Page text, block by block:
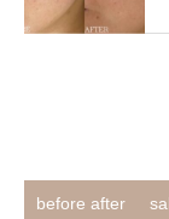
before after